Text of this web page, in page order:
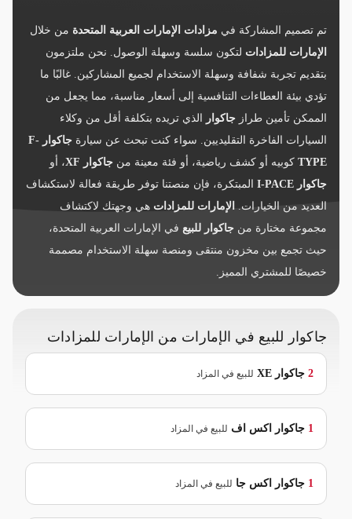
تم تصميم المشاركة في مزادات الإمارات العربية المتحدة من خلال
الإمارات للمزادات لتكون سلسة وسهلة الوصول. نحن ملتزمون
بتقديم تجربة شفافة وسهلة الاستخدام لجميع المشاركين. غالبًا ما
تؤدي بيئة العطاءات التنافسية إلى أسعار مناسبة، مما يجعل من
الممكن تأمين طراز جاكوار
الذي تريده بتكلفة أقل من وكلاء
السيارات الفاخرة التقليديين. سواء كنت تبحث عن سيارة
جاكوار F-
TYPE كوبيه أو كشف رياضية، أو فئة معينة من جاكوار XF
، أو
جاكوار I-PACE
المبتكرة، فإن منصتنا توفر طريقة فعالة لاستكشاف
العديد من الخيارات.
الإمارات للمزادات هي وجهتك لاكتشاف
مجموعة مختارة من جاكوار للبيع في الإمارات العربية المتحدة،
حيث تجمع بين مخزون منتقى ومنصة سهلة الاستخدام مصممة
خصيصًا للمشتري المميز.
جاكوار للبيع في الإمارات من الإمارات للمزادات
2 جاكوار XE للبيع في المزاد
1 جاكوار اكس اف للبيع في المزاد
1 جاكوار اكس جا للبيع في المزاد